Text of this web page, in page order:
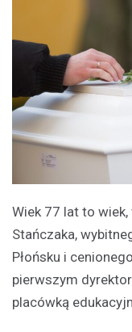
Wiek 77 lat to
Stańczaka,
Płońsku i
pierwszym
placówką